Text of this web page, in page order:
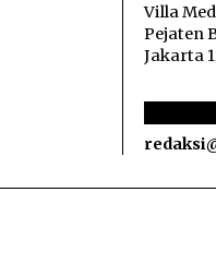
Villa
Pejaten
Jakarta